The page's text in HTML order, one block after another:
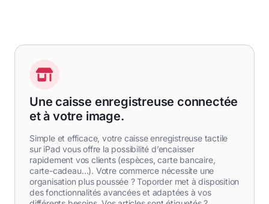
Une caisse enregistreuse connectée
et à votre image.
Simple et efficace, votre caisse enregistreuse tactile
sur iPad vous offre la possibilité d’encaisser
rapidement vos clients (espèces, carte bancaire,
carte-cadeau…). Votre commerce nécessite une
organisation plus poussée ? Toporder met à disposition
des fonctionnalités avancées et adaptées à vos